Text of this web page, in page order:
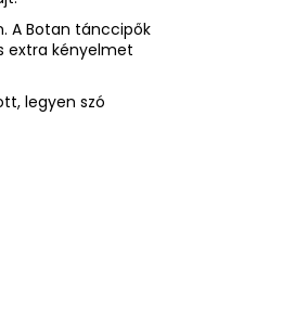
A Botan tánccipők
extra kényelmet
legyen szó